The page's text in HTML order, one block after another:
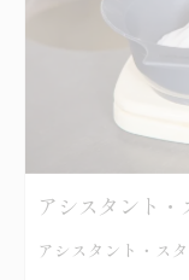
アシスタント
アシスタント・ス